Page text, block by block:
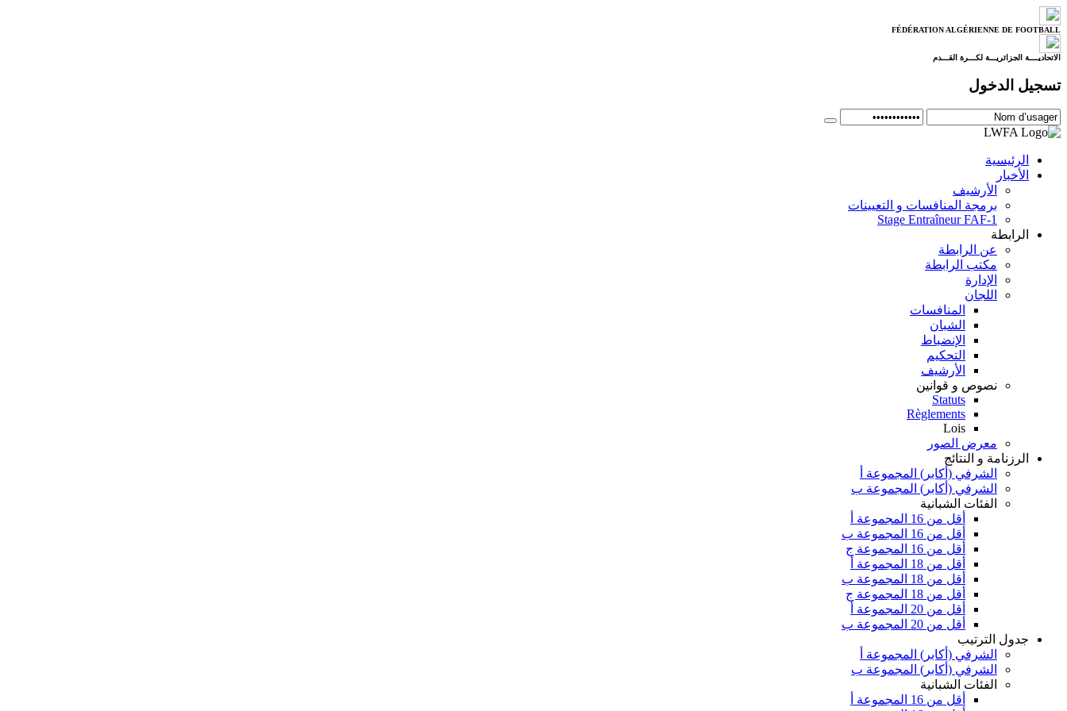
FÉDÉRATION ALGÉRIENNE DE FOOTBALL
الاتحاديــــة الجزائريـــة لكـــرة القـــدم
تسجيل الدخول
الرئيسية
الأخبار
الأرشيف
برمجة المنافسات و التعيينات
Stage Entraîneur FAF-1
الرابطة
عن الرابطة
مكتب الرابطة
الإدارة
اللجان
المنافسات
الشبان
الإنضباط
التحكيم
الأرشيف
نصوص و قوانين
Statuts
Règlements
Lois
معرض الصور
الرزنامة و النتائج
الشرفي (أكابر) المجموعة أ
الشرفي (أكابر) المجموعة ب
الفئات الشبانية
أقل من 16 المجموعة أ
أقل من 16 المجموعة ب
أقل من 16 المجموعة ج
أقل من 18 المجموعة أ
أقل من 18 المجموعة ب
أقل من 18 المجموعة ج
أقل من 20 المجموعة أ
أقل من 20 المجموعة ب
جدول الترتيب
الشرفي (أكابر) المجموعة أ
الشرفي (أكابر) المجموعة ب
الفئات الشبانية
أقل من 16 المجموعة أ